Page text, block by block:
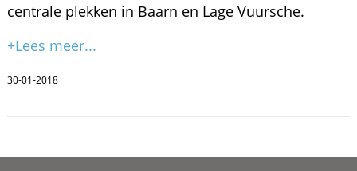
centrale plekken in Baarn en Lage Vuursche.
+Lees meer...
30-01-2018